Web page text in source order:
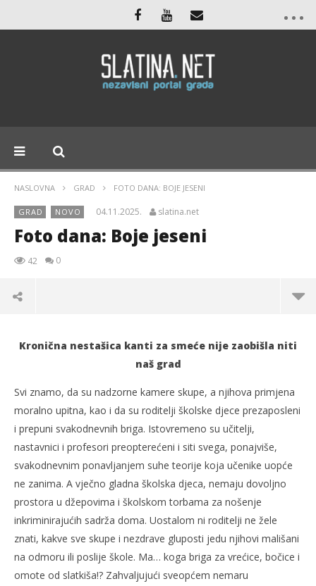
NASLOVNA GRAD FOTO DANA: BOJE JESENI
GRAD NOVO 04.11.2025. slatina.net
Foto dana: Boje jeseni
42 0
TRENUTNO OTVORENO
Foto dana: Boje jeseni
04.11.2025.
slatina.net
Kronična nestašica kanti za smeće nije zaobišla niti
naš grad
Svi znamo, da su nadzorne kamere skupe, a njihova primjena
moralno upitna, kao i da su roditelji školske djece prezaposleni
i prepuni svakodnevnih briga. Istovremeno su učitelji,
nastavnici i profesori preopterećeni i siti svega, ponajviše,
svakodnevnim ponavljanjem suhe teorije koja učenike uopće
ne zanima. A vječno gladna školska djeca, nemaju dovoljno
prostora u džepovima i školskom torbama za nošenje
inkriminirajućih sadrža doma. Uostalom ni roditelji ne žele
znati, kakve sve skupe i nezdrave gluposti jedu njihovi mališani
na odmoru ili poslije škole. Ma… koga briga za vrećice, bočice i
omote od slatkiša!? Zahvaljujući sveopćem nemaru